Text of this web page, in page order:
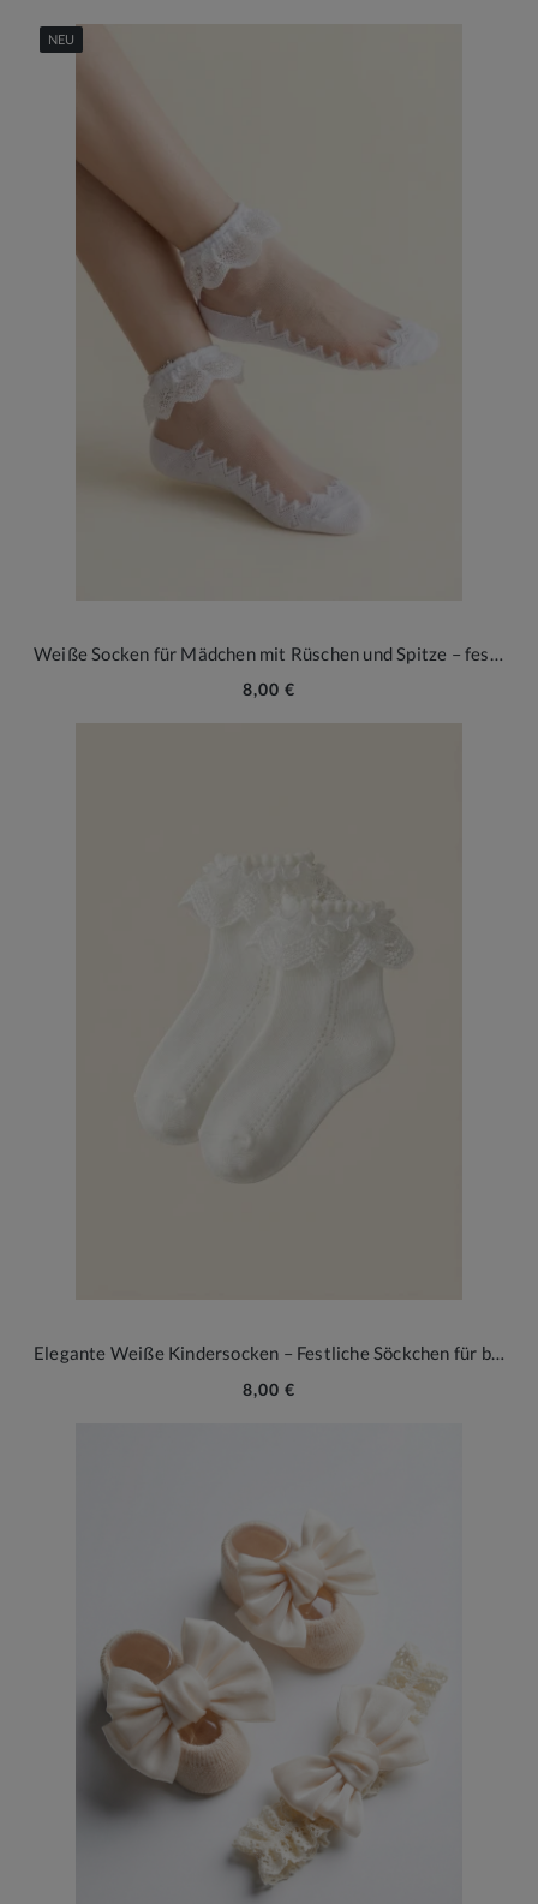
8,00 €
NEU
Elegante Weiße Kindersocken – Festliche Söckchen für besondere Anlässe
8,00 €